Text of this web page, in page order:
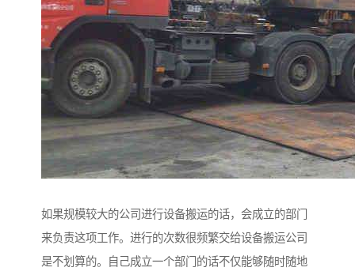
如果规模较大的公司进行设备搬运的话，会成立的部门
来负责这项工作。进行的次数很频繁交给设备搬运公司
是不划算的。自己成立一个部门的话不仅能够随时随地